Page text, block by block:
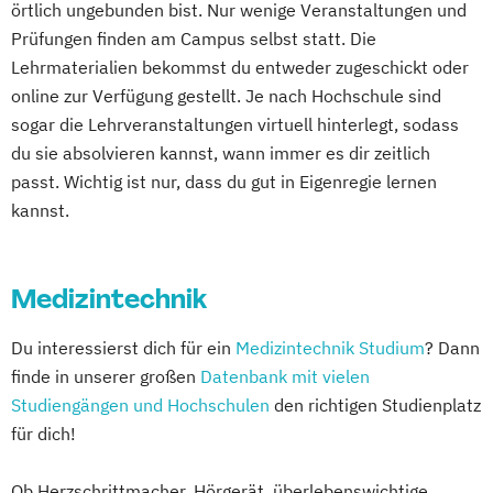
Pflegemanagement Psychologie
Public Health Soziale Arbeit
Sozialmanagement
Sportpsychologie
örtlich ungebunden bist. Nur wenige Veranstaltungen und
Prüfungen finden am Campus selbst statt. Die
Lehrmaterialien bekommst du entweder zugeschickt oder
online zur Verfügung gestellt. Je nach Hochschule sind
sogar die Lehrveranstaltungen virtuell hinterlegt, sodass
du sie absolvieren kannst, wann immer es dir zeitlich
passt. Wichtig ist nur, dass du gut in Eigenregie lernen
kannst.
Medizintechnik
Du interessierst dich für ein Medizintechnik Studium? Dann
finde in unserer großen Datenbank mit vielen
Studiengängen und Hochschulen den richtigen Studienplatz
für dich!